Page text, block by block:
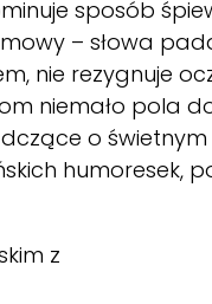
sposób
– słowa
nie rezygnuje
niemało pola
o
humoresek,
z